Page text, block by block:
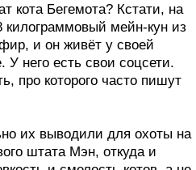
кота Бегемота? Кстати, на
мейн-кун из
и он живёт у своей
него есть свои соцсети.
про которого часто пишут
их выводили для охоты на
штата Мэн, откуда и